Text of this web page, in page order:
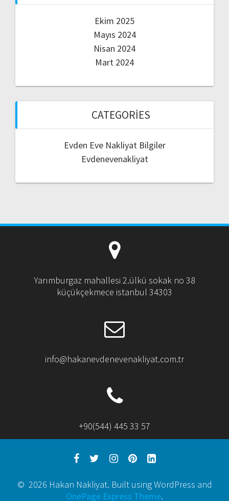
Ekim 2025
Mayıs 2024
Nisan 2024
Mart 2024
CATEGORIES
Evden Eve Nakliyat Bilgiler
Evdenevenakliyat
Yarımburgaz mahallesi 2.ülkü sokak no 38
küçükçekmece istanbul 34303
info@hakanevdenevenakliyat.com.tr
+90(544) 445 33 57
© 2026 Hakan Nakliyat. Built using WordPress and
OnePage Express Theme.